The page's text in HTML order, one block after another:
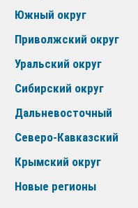
Южный округ
Приволжский округ
Уральский округ
Сибирский округ
Дальневосточный
Северо-Кавказский
Крымский округ
Новые регионы